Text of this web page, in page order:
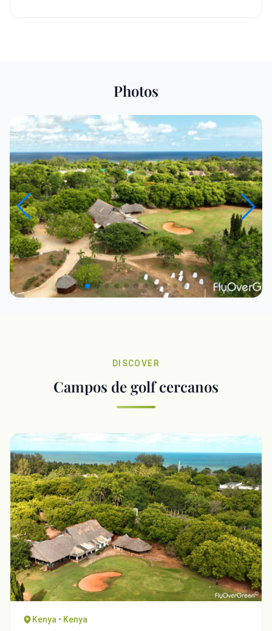
Photos
DISCOVER
Campos de golf cercanos
Kenya • Kenya